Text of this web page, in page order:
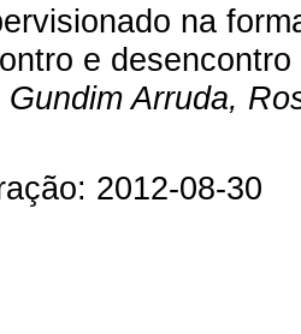
na
e desencontro
Arruda,
2012-08-30